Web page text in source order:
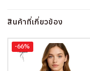
สินค้าที่เกี่ยวข้อง
-66%